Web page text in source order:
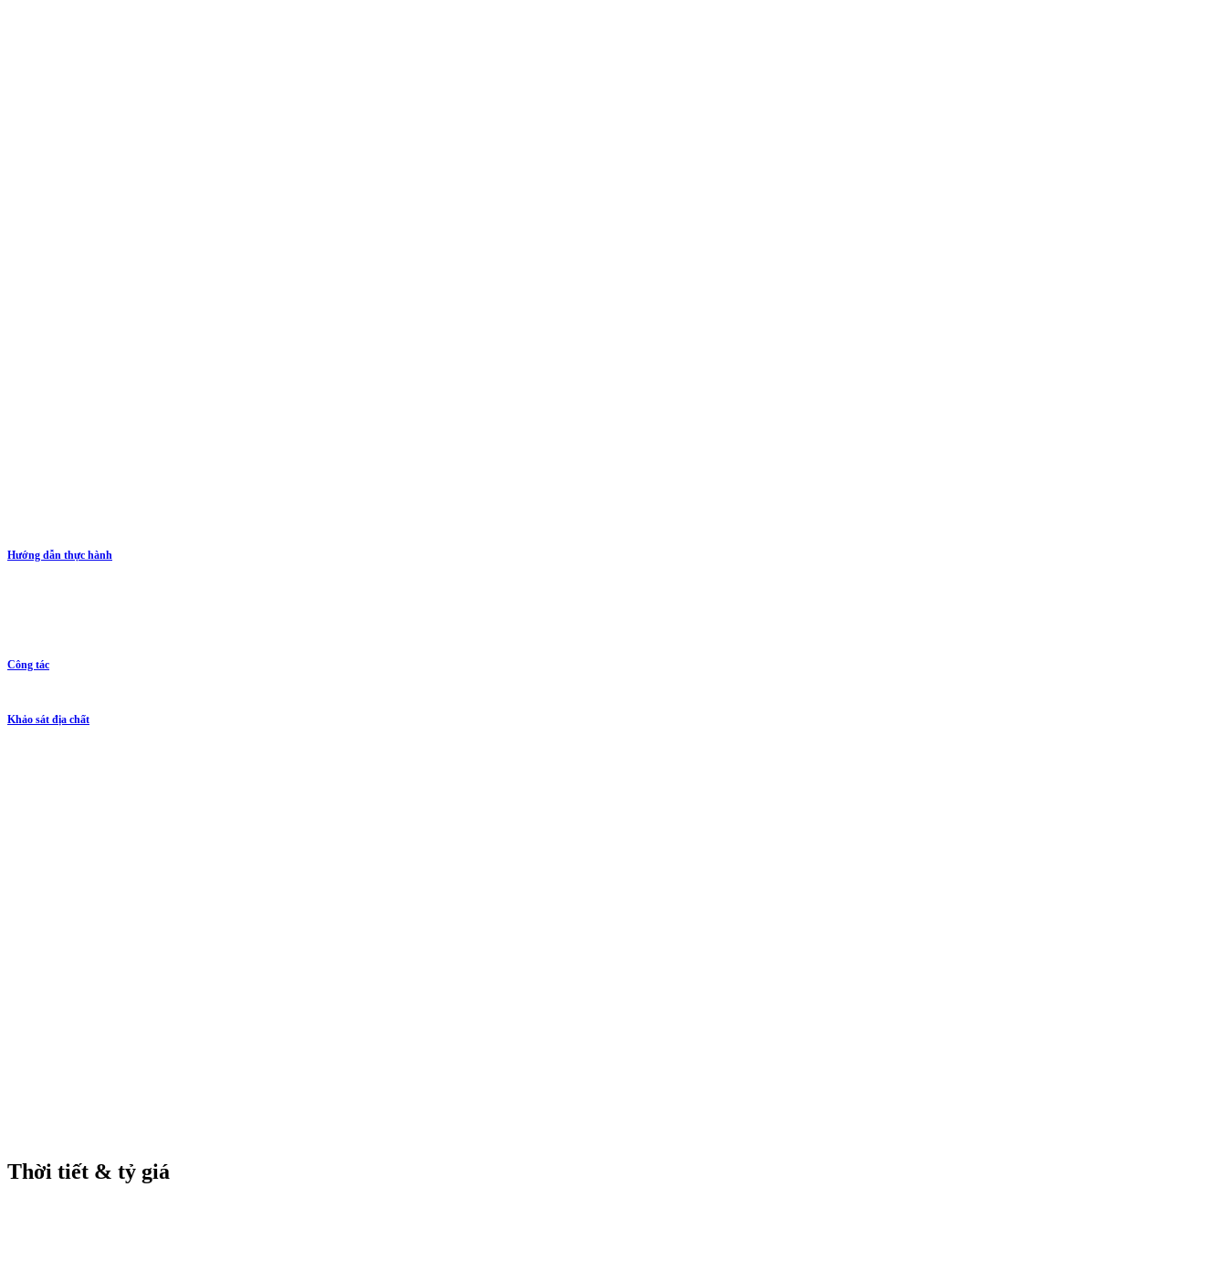
Hướng dẫn thực hành
Công tác
Khảo sát địa chất
Thời tiết & tỷ giá